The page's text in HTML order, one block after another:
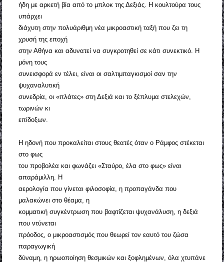
ήδη με αρκετή βία από το μπλοκ της Δεξιάς. Η κουλτούρα τους
υπάρχει
διάχυτη στην πολυάριθμη νέα μικροαστική ταξή που ζει τη
χρυσή της εποχή
στην Αθήνα και αδυνατεί να συγκροτηθεί σε κάτι συνεκτικό. Η
μόνη τους
συνεισφορά εν τέλει, είναι οι σαλτιμπαγκισμοί σαν την
ψυχαναλυτική
συνεδρία, οι «πλάτες» στη Δεξιά και το ξέπλυμα στελεχών,
τωρινών κι
επίδοξων.
Η ηδονή που προκαλείται στους θεατές όταν ο Ράμφος στέκεται
στο φως
του προβολέα και φωνάζει «Σταύρο, έλα στο φως» είναι
απαράμιλλη. Η
αερολογία που γίνεται φιλοσοφία, η προπαγάνδα που
μαλακώνει στο θέαμα, η
κομματική συγκέντρωση που βαφτίζεται ψυχανάλυση, η δεξιά
που ντύνεται
πρόοδος, ο μικροαστισμός που θεωρεί τον εαυτό του ζώσα
παραγωγική
δύναμη, η ηρωοποίηση θεσμικών και ξοφλημένων, όλα χτυπάνε